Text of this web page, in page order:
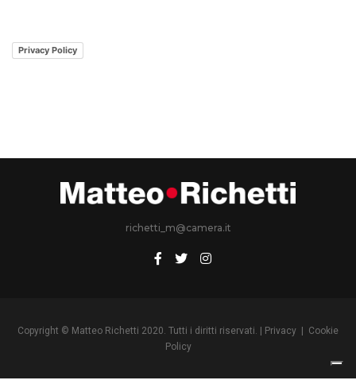
Privacy Policy
richetti_m@camera.it
Copyright © Matteo Richetti 2020. Tutti i diritti riservati. | Privacy | Cookie
Policy